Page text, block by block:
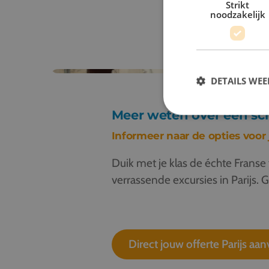
Meer weten over een
Informeer naar de opties voor
Duik met je klas de échte
verrassende excursies in Parijs.
Direct jouw offerte Parijs
Strikt
noodzakelijk
DETAILS